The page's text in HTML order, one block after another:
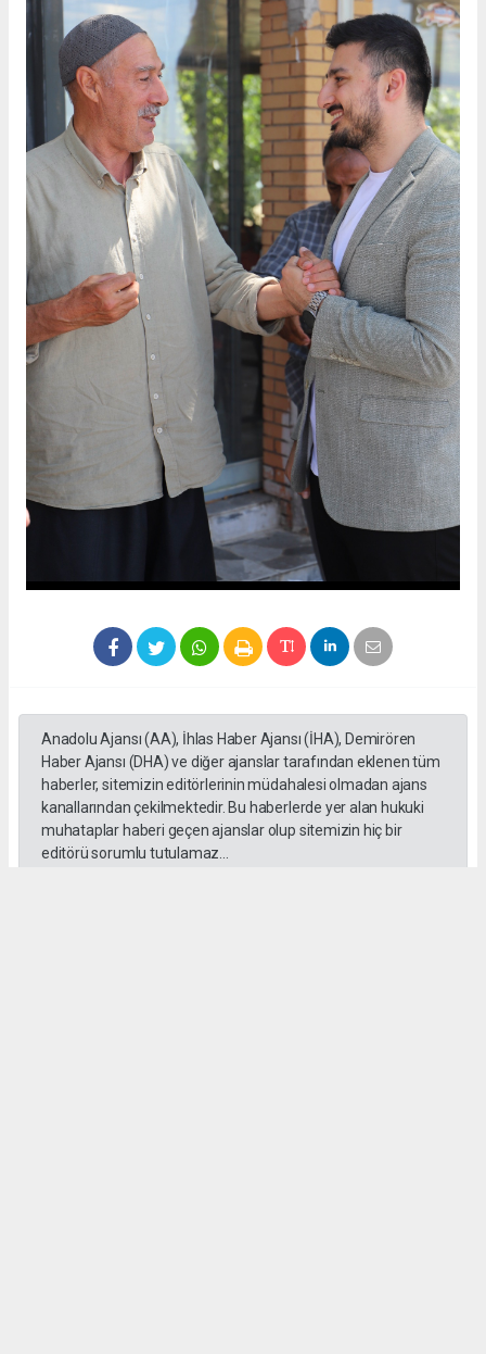
Anadolu Ajansı (AA), İhlas Haber Ajansı (İHA), Demirören
Haber Ajansı (DHA) ve diğer ajanslar tarafından eklenen tüm
haberler, sitemizin editörlerinin müdahalesi olmadan ajans
kanallarından çekilmektedir. Bu haberlerde yer alan hukuki
muhataplar haberi geçen ajanslar olup sitemizin hiç bir
editörü sorumlu tutulamaz...